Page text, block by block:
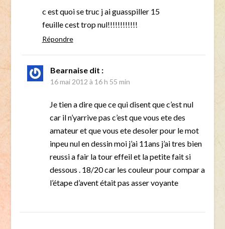
c est quoi se truc j ai guasspiller 15
feuille cest trop nul!!!!!!!!!!!!
Répondre
Bearnaise dit :
16 mai 2012 à 16 h 55 min
Je tien a dire que ce qui disent que c’est nul
car il n’yarrive pas c’est que vous ete des
amateur et que vous ete desoler pour le mot
inpeu nul en dessin moi j’ai 11ans j’ai tres bien
reussi a fair la tour effeil et la petite fait si
dessous . 18/20 car les couleur pour compar a
l’étape d’avent était pas asser voyante